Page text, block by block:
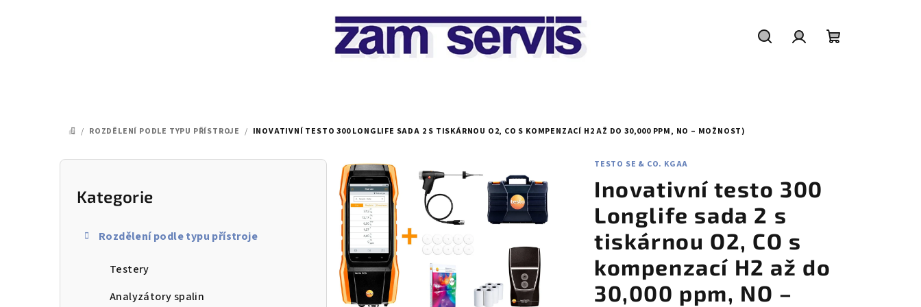
DOMŮ
/ ROZDĚLENÍ PODLE TYPU PŘÍSTROJE / INOVATIVNÍ TESTO 300 LONGLIFE SADA 2 S TISKÁRNOU O2, CO S KOMPENZACÍ H2 AŽ DO 30,000 PPM, NO – MOŽNOST)
P
Přeskočit
kategorie
Kategorie
Rozdělení podle typu přístroje
Testery
Analyzátory spalin
TESTO SE & CO. KGAA
Inovativní testo 300
Longlife sada 2 s
tiskárnou O2, CO s
kompenzací H2 až do
30,000 ppm, NO –